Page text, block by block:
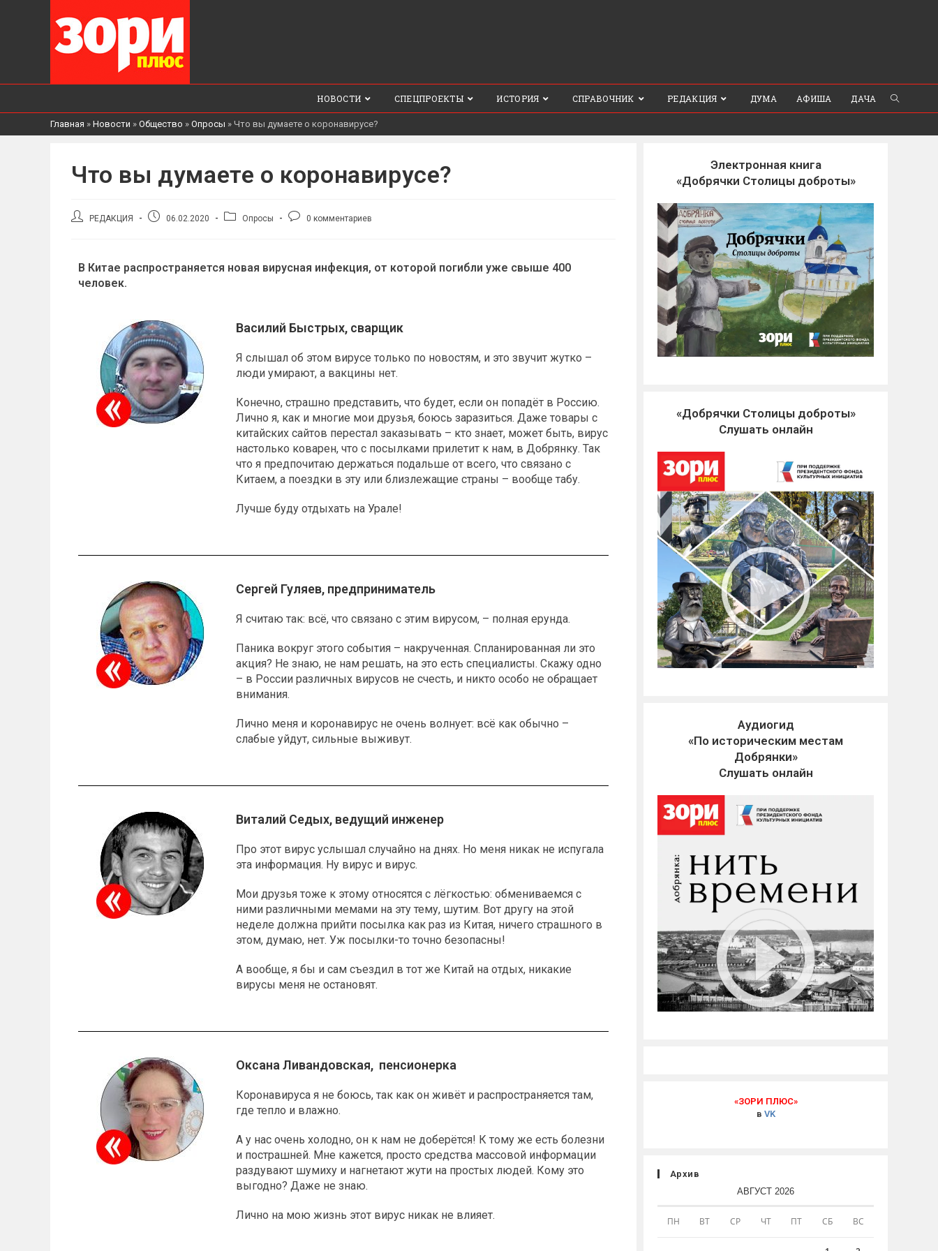
НОВОСТИ СПЕЦПРОЕКТЫ ИСТОРИЯ СПРАВОЧНИК РЕДАКЦИЯ ДУМА АФИША ДАЧА
Главная » Новости » Общество » Опросы » Что вы думаете о коронавирусе?
Что вы думаете о коронавирусе?
РЕДАКЦИЯ 06.02.2020 Опросы 0 комментариев
В Китае распространяется новая вирусная инфекция, от которой погибли уже свыше 400
человек.
Василий Быстрых, сварщик
Я слышал об этом вирусе только по новостям, и это звучит жутко –
люди умирают, а вакцины нет.
Конечно, страшно представить, что будет, если он попадёт в Россию.
Лично я, как и многие мои друзья, боюсь заразиться. Даже товары с
китайских сайтов перестал заказывать – кто знает, может быть, вирус
настолько коварен, что с посылками прилетит к нам, в Добрянку. Так
что я предпочитаю держаться подальше от всего, что связано с
Китаем, а поездки в эту или близлежащие страны – вообще табу.
Лучше буду отдыхать на Урале!
Сергей Гуляев, предприниматель
Я считаю так: всё, что связано с этим вирусом, – полная ерунда.
Паника вокруг этого события – накрученная. Спланированная ли это
акция? Не знаю, не нам решать, на это есть специалисты. Скажу одно
– в России различных вирусов не счесть, и никто особо не обращает
внимания.
Лично меня и коронавирус не очень волнует: всё как обычно –
слабые уйдут, сильные выживут.
Виталий Седых, ведущий инженер
Про этот вирус услышал случайно на днях. Но меня никак не испугала
эта информация. Ну вирус и вирус.
Мои друзья тоже к этому относятся с лёгкостью: обмениваемся с
ними различными мемами на эту тему, шутим. Вот другу на этой
неделе должна прийти посылка как раз из Китая, ничего страшного в
этом, думаю, нет. Уж посылки-то точно безопасны!
А вообще, я бы и сам съездил в тот же Китай на отдых, никакие
вирусы меня не остановят.
Оксана Ливандовская, пенсионерка
Коронавируса я не боюсь, так как он живёт и распространяется там,
где тепло и влажно.
А у нас очень холодно, он к нам не доберётся! К тому же есть болезни
и пострашней. Мне кажется, просто средства массовой информации
раздувают шумиху и нагнетают жути на простых людей. Кому это
выгодно? Даже не знаю.
Лично на мою жизнь этот вирус никак не влияет.
Электронная книга
«Добрячки Столицы доброты»
«Добрячки Столицы доброты»
Слушать онлайн
Аудиогид
«По историческим местам
Добрянки»
Слушать онлайн
«ЗОРИ ПЛЮС»
в VK
Архив
АВГУСТ 2026
ПН ВТ СР ЧТ ПТ СБ ВС